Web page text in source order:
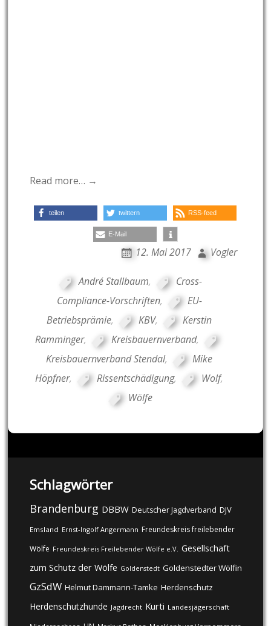
Read more… →
teilen twittern RSS-feed
E-Mail
12. Mai 2017 Vogler
André Stallbaum,
Cross-
Compliance-Vorschriften,
EU-
Betriebsprämie, KBV,
Kerstin
Ramminger, Kreisbauernverband,
Kreisbauernverband Stendal,
Mike
Höpfner, Rissentschädigung, Wolf,
Wölfe
Schlagwörter
Brandenburg DBBW Deutscher Jagdverband DJV
Emsland Ernst-Ingolf Angermann Freundeskreis freilebender
Wölfe Freundeskreis Freilebender Wölfe e.V. Gesellschaft
zum Schutz der Wölfe Goldenstedt Goldenstedter Wölfin
GzSdW Helmut Dammann-Tamke Herdenschutz
Herdenschutzhunde Jagdrecht Kurti Landesjägerschaft